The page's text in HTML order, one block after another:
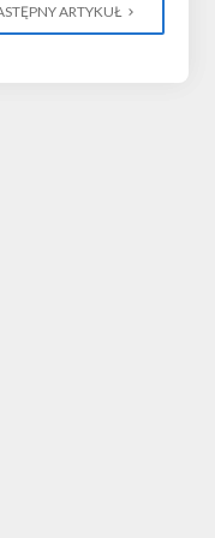
ARTYKUŁ